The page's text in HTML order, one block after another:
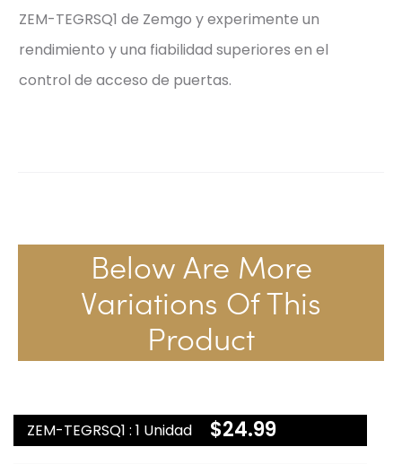
ZEM-TEGRSQ1 de Zemgo y experimente un
rendimiento y una fiabilidad superiores en el
control de acceso de puertas.
Below Are More
Variations Of This
Product
ZEM-TEGRSQ1 : 1 Unidad $24.99